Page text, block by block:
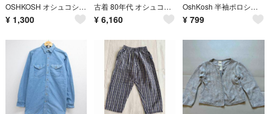
OSHKOSH オシュコシュ ドレス 赤 誕生日 イベント
¥ 1,300
古着 80年代 オシュコシュ Osh kosh B'GOSH 長袖 ワークシャツ USA製 メンズXL相当 ヴィンテージ/eaa662785
¥ 6,160
OshKosh 半袖ポロシャツ ピンク 4T 100cm
¥ 799